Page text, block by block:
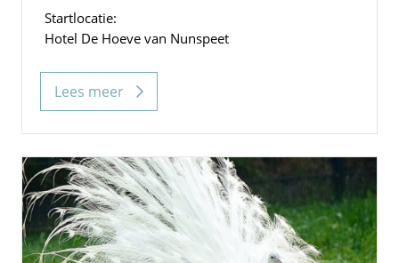
Startlocatie:
Hotel De Hoeve van Nunspeet
Lees meer